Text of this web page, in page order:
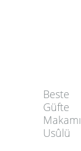
Beste
Güfte
Makamı
Usûlü